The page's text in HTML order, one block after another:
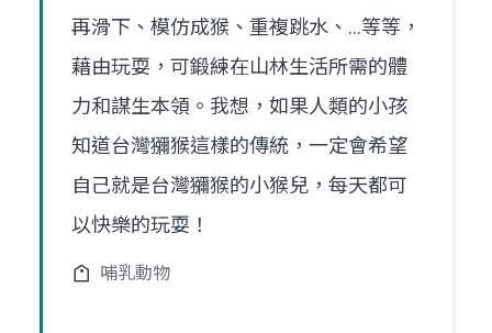
再滑下、模仿成猴、重複跳水、…等等，
藉由玩耍，可鍛練在山林生活所需的體
力和謀生本領。我想，如果人類的小孩
知道台灣獼猴這樣的傳統，一定會希望
自己就是台灣獼猴的小猴兒，每天都可
以快樂的玩耍！
哺乳動物